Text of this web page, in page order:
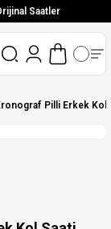
Saatler
Pilli Erkek Kol